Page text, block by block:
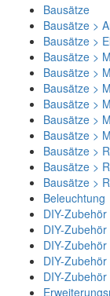
Bausätze
Bausätze >
Bausätze >
Bausätze >
Bausätze >
Bausätze >
Bausätze >
Bausätze >
Bausätze >
Bausätze >
Bausätze >
Bausätze >
Beleuchtung
DIY-
DIY-
DIY-
DIY-
DIY-